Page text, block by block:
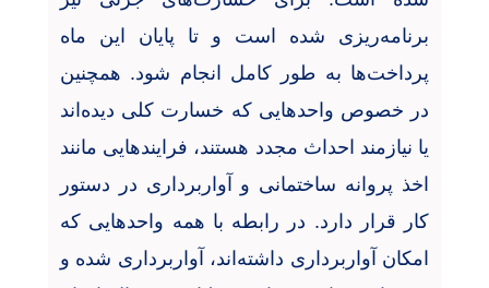
برنامه‌ریزی شده است و تا پایان این ماه
پرداخت‌ها به طور کامل انجام شود. همچنین
در خصوص واحدهایی که خسارت کلی دیده‌اند
یا نیازمند احداث مجدد هستند، فرایندهایی مانند
اخذ پروانه ساختمانی و آواربرداری در دستور
کار قرار دارد. در رابطه با همه واحدهایی که
امکان آواربرداری داشته‌اند، آواربرداری شده و